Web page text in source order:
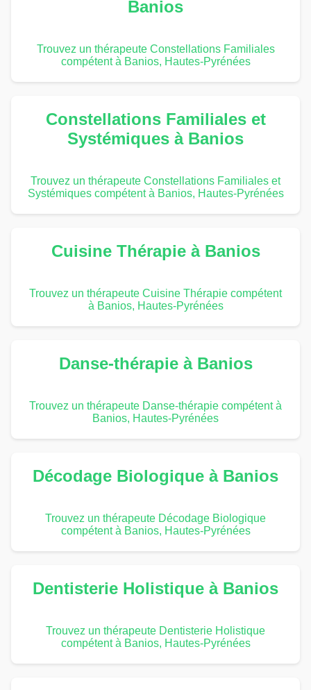
Banios
Trouvez un thérapeute Constellations Familiales
compétent à Banios, Hautes-Pyrénées
Constellations Familiales et
Systémiques à Banios
Trouvez un thérapeute Constellations Familiales et
Systémiques compétent à Banios, Hautes-Pyrénées
Cuisine Thérapie à Banios
Trouvez un thérapeute Cuisine Thérapie compétent
à Banios, Hautes-Pyrénées
Danse-thérapie à Banios
Trouvez un thérapeute Danse-thérapie compétent à
Banios, Hautes-Pyrénées
Décodage Biologique à Banios
Trouvez un thérapeute Décodage Biologique
compétent à Banios, Hautes-Pyrénées
Dentisterie Holistique à Banios
Trouvez un thérapeute Dentisterie Holistique
compétent à Banios, Hautes-Pyrénées